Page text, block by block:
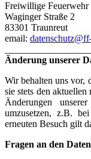
Freiwillige Feuerwehr
Waginger Straße 2
83301 Traunreut
email:
Änderung unserer
Wir behalten uns vor,
sie stets den
Änderungen
umzusetzen, z.B.
erneuten Besuch gilt
Fragen an den